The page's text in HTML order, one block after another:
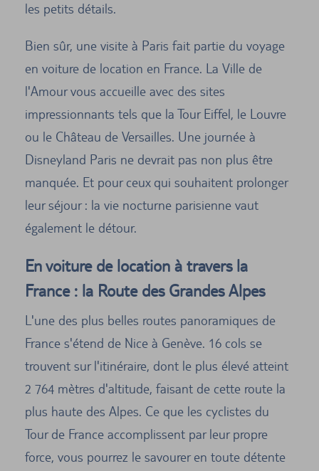
les petits détails.
Bien sûr, une visite à Paris fait partie du voyage
en voiture de location en France. La Ville de
l'Amour vous accueille avec des sites
impressionnants tels que la Tour Eiffel, le Louvre
ou le Château de Versailles. Une journée à
Disneyland Paris ne devrait pas non plus être
manquée. Et pour ceux qui souhaitent prolonger
leur séjour : la vie nocturne parisienne vaut
également le détour.
En voiture de location à travers la
France : la Route des Grandes Alpes
L'une des plus belles routes panoramiques de
France s'étend de Nice à Genève. 16 cols se
trouvent sur l'itinéraire, dont le plus élevé atteint
2 764 mètres d'altitude, faisant de cette route la
plus haute des Alpes. Ce que les cyclistes du
Tour de France accomplissent par leur propre
force, vous pourrez le savourer en toute détente